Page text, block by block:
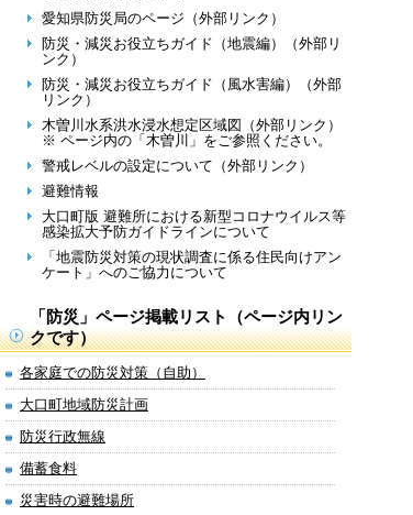
愛知県防災局のページ（外部リンク）
防災・減災お役立ちガイド（地震編）（外部リ
ンク）
防災・減災お役立ちガイド（風水害編）（外部
リンク）
木曽川水系洪水浸水想定区域図（外部リンク）
※ ページ内の「木曽川」をご参照ください。
警戒レベルの設定について（外部リンク）
避難情報
大口町版 避難所における新型コロナウイルス等
感染拡大予防ガイドラインについて
「地震防災対策の現状調査に係る住民向けアン
ケート」へのご協力について
「防災」ページ掲載リスト（ページ内リン
クです）
各家庭での防災対策（自助）
大口町地域防災計画
防災行政無線
備蓄食料
災害時の避難場所